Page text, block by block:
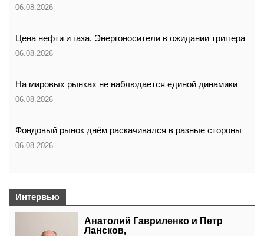
06.08.2026
Цена нефти и газа. Энергоносители в ожидании триггера
06.08.2026
На мировых рынках не наблюдается единой динамики
06.08.2026
Фондовый рынок днём раскачивался в разные стороны
06.08.2026
Интервью
Анатолий Гавриленко и Петр
Лансков,